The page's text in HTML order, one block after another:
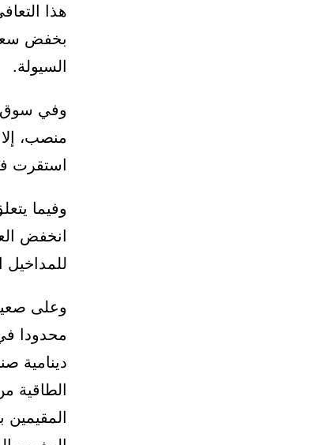
هذا
بخفض سعر
السيولة.
منصب،
استقرت في
وفيما
للمداخيل
وعلى
دينامية
الطاقية